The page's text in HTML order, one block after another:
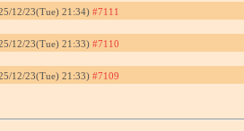
12/23(Tue) 21:34) #7111
12/23(Tue) 21:33) #7110
12/23(Tue) 21:33) #7109